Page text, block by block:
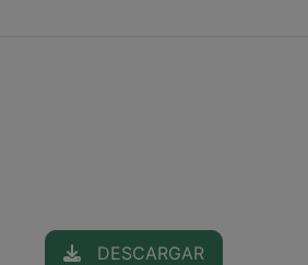
DESCARGAR